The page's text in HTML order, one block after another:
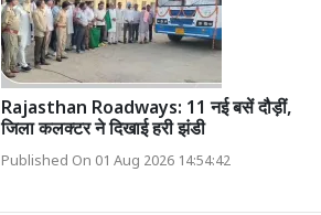
Rajasthan Roadways: 11 नई बसें दौड़ीं,
जिला कलक्टर ने दिखाई हरी झंडी
Published On 01 Aug 2026 14:54:42